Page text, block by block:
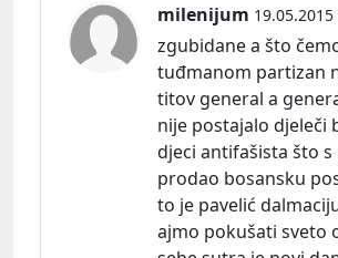
milenijum 19.05.2015
zgubidane a što
tuđmanom partizan
titov general a
nije postajalo djeleči
djeci antifašista što s
prodao bosansku
to je pavelić
ajmo pokušati sveto